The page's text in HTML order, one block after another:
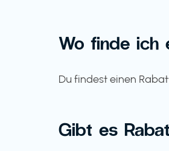
Wo finde ich
Du findest einen
Gibt es